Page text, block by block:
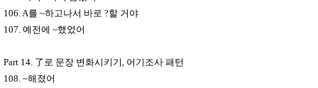
106. A를 ~하고나서 바로 ?할 거야
107. 예전에 ~했었어
Part 14. 了 로 문장 변화시키기 어기조사 패턴
108. ~해졌어